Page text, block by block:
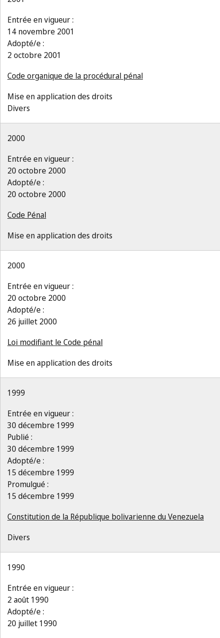
Entrée en vigueur :
14 novembre 2001
Adopté/e :
2 octobre 2001
Code organique de la procédural pénal
Mise en application des droits
Divers
2000
Entrée en vigueur :
20 octobre 2000
Adopté/e :
20 octobre 2000
Code Pénal
Mise en application des droits
2000
Entrée en vigueur :
20 octobre 2000
Adopté/e :
26 juillet 2000
Loi modifiant le Code pénal
Mise en application des droits
1999
Entrée en vigueur :
30 décembre 1999
Publié :
30 décembre 1999
Adopté/e :
15 décembre 1999
Promulgué :
15 décembre 1999
Constitution de la République bolivarienne du Venezuela
Divers
1990
Entrée en vigueur :
2 août 1990
Adopté/e :
20 juillet 1990